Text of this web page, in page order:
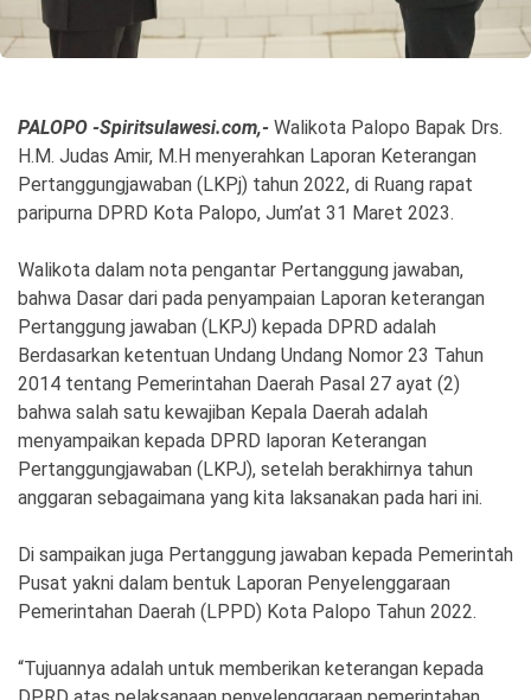
PALOPO -Spiritsulawesi.com,- Walikota Palopo Bapak Drs.
H.M. Judas Amir, M.H menyerahkan Laporan Keterangan
Pertanggungjawaban (LKPj) tahun 2022, di Ruang rapat
paripurna DPRD Kota Palopo, Jum’at 31 Maret 2023.
Walikota dalam nota pengantar Pertanggung jawaban,
bahwa Dasar dari pada penyampaian Laporan keterangan
Pertanggung jawaban (LKPJ) kepada DPRD adalah
Berdasarkan ketentuan Undang Undang Nomor 23 Tahun
2014 tentang Pemerintahan Daerah Pasal 27 ayat (2)
bahwa salah satu kewajiban Kepala Daerah adalah
menyampaikan kepada DPRD laporan Keterangan
Pertanggungjawaban (LKPJ), setelah berakhirnya tahun
anggaran sebagaimana yang kita laksanakan pada hari ini.
Di sampaikan juga Pertanggung jawaban kepada Pemerintah
Pusat yakni dalam bentuk Laporan Penyelenggaraan
Pemerintahan Daerah (LPPD) Kota Palopo Tahun 2022.
“Tujuannya adalah untuk memberikan keterangan kepada